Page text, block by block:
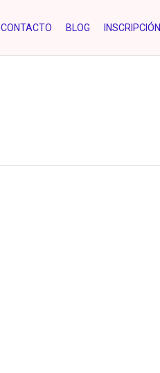
CONTACTO BLOG INSCRIPCIÓN